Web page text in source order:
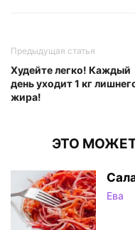
Предыдущая статья
Худейте легко! Каждый
день уходит 1 кг
жира!
ЭТО
Ева